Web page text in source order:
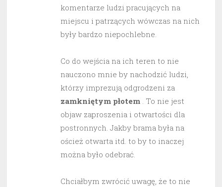
komentarze ludzi pracujących na
miejscu i patrzących wówczas na nich
były bardzo niepochlebne.
Co do wejścia na ich teren to nie
nauczono mnie by nachodzić ludzi,
którzy imprezują odgrodzeni za
zamkniętym płotem . To nie jest
objaw zaproszenia i otwartości dla
postronnych. Jakby brama była na
oścież otwarta itd. to by to inaczej
można było odebrać.
Chciałbym zwrócić uwagę, że to nie